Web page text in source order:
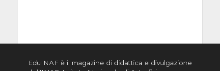
EduINAF è il magazine di didattica e divulgazione